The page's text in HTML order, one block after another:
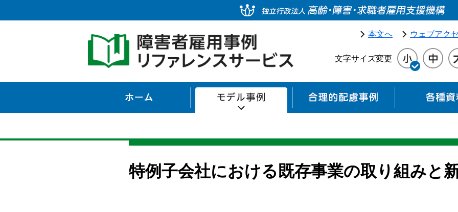
本文へ ウェブアク
文字サイズ変更
モデル事例 合理的配慮事例
特例子会社における既存事業の取り組みと